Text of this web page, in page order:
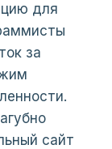
для
за
сайт